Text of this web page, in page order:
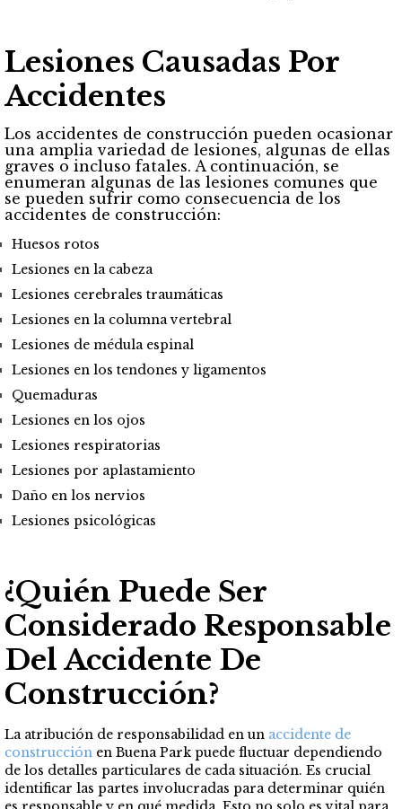
Lesiones Causadas Por
Accidentes
Los accidentes de construcción pueden ocasionar
una amplia variedad de lesiones, algunas de ellas
graves o incluso fatales. A continuación, se
enumeran algunas de las lesiones comunes que
se pueden sufrir como consecuencia de los
accidentes de construcción:
Huesos rotos
Lesiones en la cabeza
Lesiones cerebrales traumáticas
Lesiones en la columna vertebral
Lesiones de médula espinal
Lesiones en los tendones y ligamentos
Quemaduras
Lesiones en los ojos
Lesiones respiratorias
Lesiones por aplastamiento
Daño en los nervios
Lesiones psicológicas
¿Quién Puede Ser
Considerado Responsable
Del Accidente De
Construcción?
La atribución de responsabilidad en un accidente de
construcción en Buena Park puede fluctuar dependiendo
de los detalles particulares de cada situación. Es crucial
identificar las partes involucradas para determinar quién